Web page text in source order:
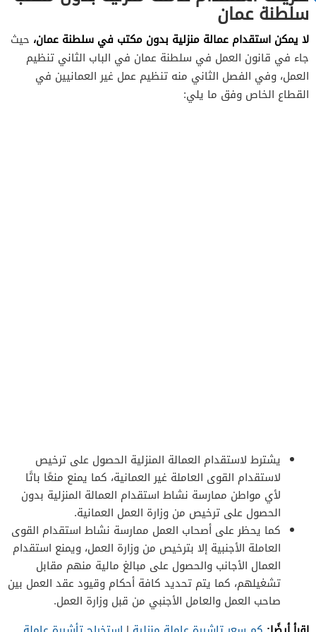
سلطنة عمان
لا يمكن استقدام عمالة منزلية بدون مكتب في سلطنة عمان، حيث
جاء في قانون العمل في سلطنة عمان في الباب الثاني تنظيم
العمل، وفي الفصل الثاني منه تنظيم عمل غير العمانيين في
القطاع الخاص وفق ما يلي:
يشترط لاستقدام العمالة المنزلية الحصول على ترخيص
لاستقدام القوى العاملة غير العمانية، كما يمنع منعًا باتًا
لأي مواطن ممارسة نشاط استقدام العمالة المنزلية بدون
الحصول على ترخيص من وزارة العمل العمانية.
كما يحظر على أصحاب العمل ممارسة نشاط استقدام القوى
العاملة الأجنبية إلا بترخيص من وزارة العمل، ويمنع استقدام
العمال الأجانب والحصول على مبالغ مالية منهم مقابل
تشغيلهم، كما يتم تحديد كافة أحكام وقيود عقد العمل بين
صاحب العمل والعامل الأجنبي من قبل وزارة العمل.